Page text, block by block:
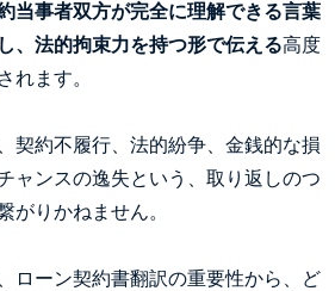
当事者双方が完全に理解できる言葉
、法的拘束力を持つ形で伝える高度
れます。
契約不履行、法的紛争、金銭的な損
ャンスの逸失という、取り返しのつ
がりかねません。
ローン契約書翻訳の重要性から、ど